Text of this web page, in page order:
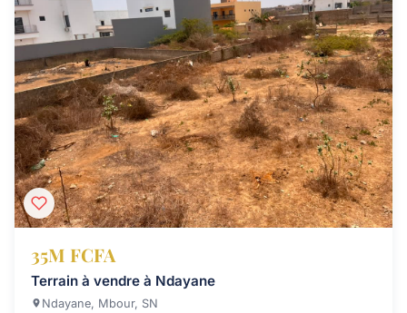
35M FCFA
Terrain à vendre à Ndayane
Ndayane, Mbour, SN